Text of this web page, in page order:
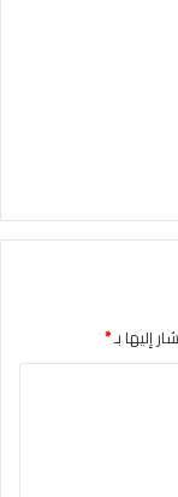
إليها بـ*